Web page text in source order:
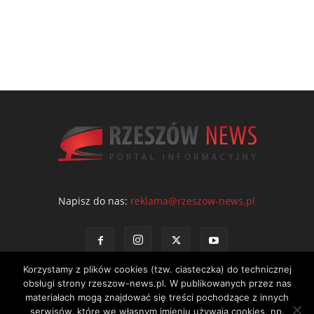
Napisz do nas: reklama@rzeszow-news.pl
Korzystamy z plików cookies (tzw. ciasteczka) do technicznej
obsługi strony rzeszow-news.pl. W publikowanych przez nas
materiałach mogą znajdować się treści pochodzące z innych
serwisów, które we własnym imieniu używają cookies, np.